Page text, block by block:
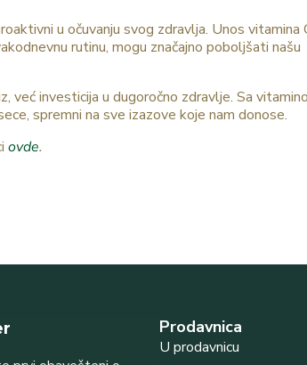
u očuvanju svog zdravlja. Unos vitamina
rutinu, mogu značajno poboljšati našu
već investicija u dugoročno zdravlje. Sa
spremni na sve izazove koje nam donose.
ovde.
Prodavnica
U prodavnicu